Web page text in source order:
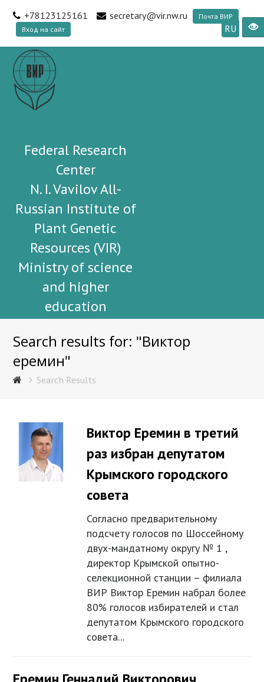
+78123125161 secretary@vir.nw.ru
Почта ВИР
Вход на сайт
RU
Federal Research
Center
N. I. Vavilov All-
Russian Institute of
Plant Genetic
Resources (VIR)
Ministry of science
and higher
education
Search results for: "Виктор
еремин"
Search Results
Виктор Еремин в третий
раз избран депутатом
Крымского городского
совета
Согласно предварительному
подсчету голосов по Шоссейному
двух-мандатному округу № 1 ,
директор Крымской опытно-
селекционной станции – филиала
ВИР Виктор Еремин набрал более
80% голосов избирателей и стал
депутатом Крымского городского
совета...